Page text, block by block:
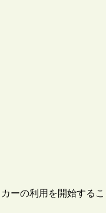
ーの利用を開始するこ